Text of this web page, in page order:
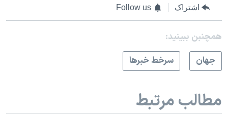
اشتراک Follow us
همچنبن ببینید:
جهان
سرخط خبرها
مطالب مرتبط